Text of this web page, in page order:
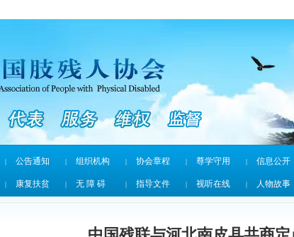
| 公告通知 | 组织机构 | 协会章程 | 尊学守用 | 信息公开
| 康复扶贫 | 无 障 碍 | 指导文件 | 视听在线 | 人物故事